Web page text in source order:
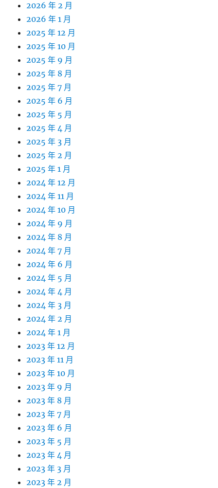
2026 年 2 月
2026 年 1 月
2025 年 12 月
2025 年 10 月
2025 年 9 月
2025 年 8 月
2025 年 7 月
2025 年 6 月
2025 年 5 月
2025 年 4 月
2025 年 3 月
2025 年 2 月
2025 年 1 月
2024 年 12 月
2024 年 11 月
2024 年 10 月
2024 年 9 月
2024 年 8 月
2024 年 7 月
2024 年 6 月
2024 年 5 月
2024 年 4 月
2024 年 3 月
2024 年 2 月
2024 年 1 月
2023 年 12 月
2023 年 11 月
2023 年 10 月
2023 年 9 月
2023 年 8 月
2023 年 7 月
2023 年 6 月
2023 年 5 月
2023 年 4 月
2023 年 3 月
2023 年 2 月